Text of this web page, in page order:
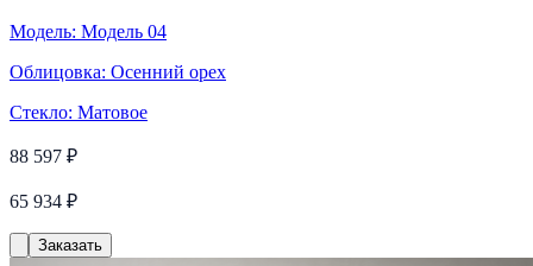
Модель: Модель 04
Облицовка: Осенний орех
Стекло: Матовое
88 597 ₽
65 934 ₽
Заказать